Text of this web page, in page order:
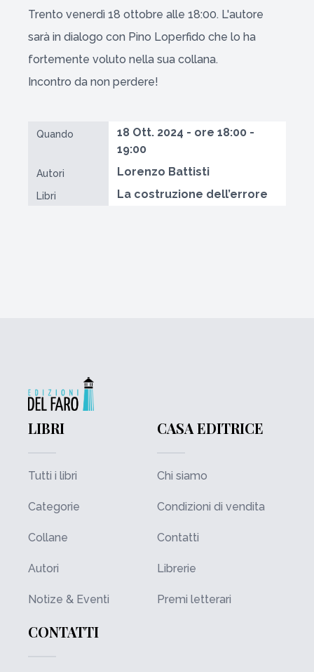
Trento venerdì 18 ottobre alle 18:00. L'autore
sarà in dialogo con Pino Loperfido che lo ha
fortemente voluto nella sua collana.
Incontro da non perdere!
Quando
18 Ott. 2024 - ore 18:00 -
19:00
Autori Lorenzo Battisti
Libri La costruzione dell’errore
LIBRI
Tutti i libri
Categorie
Collane
Autori
Notize & Eventi
CASA EDITRICE
Chi siamo
Condizioni di vendita
Contatti
Librerie
Premi letterari
CONTATTI